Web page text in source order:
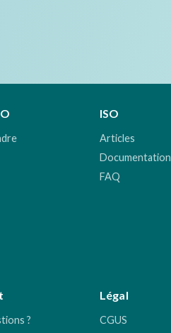
ISO
Articles
Documentation
FAQ
?
Légal
CGUS